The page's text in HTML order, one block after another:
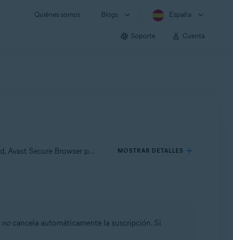
Quiénes somos Blogs España
Soporte Cuenta
Se aplica a Avast Secure Browser para Windows, Avast Secure Browser para Mac, Avast Secure Browser para Android, Avast Secure Browser para iOS MOSTRAR DETALLES
nocancela automáticamente la suscripción. Si